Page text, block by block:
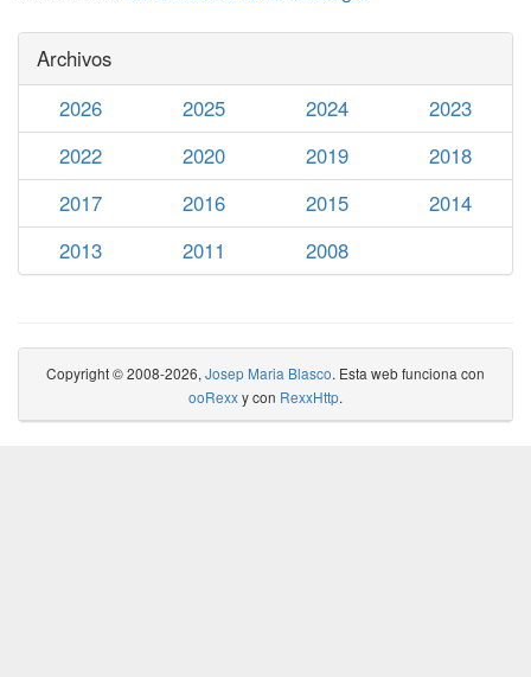
Archivos
2026
2025 2024
2023
2022
2020 2019
2018
2017
2016 2015
2014
2013
2011 2008
Copyright © 2008-2026, Josep Maria Blasco. Esta web funciona con
ooRexxy con RexxHttp.